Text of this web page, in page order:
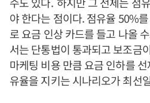
야 한다는 점이다. 점유율 50%
로 요금 인상 카드를 들고 나올
서는 단통법이 통과되고 보조금
마케팅 비용 만큼 요금 인하를
유율을 지키는 시나리오가 최선